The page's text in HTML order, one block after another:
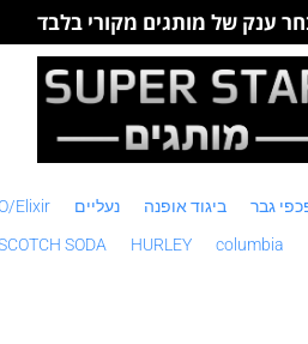
ענק של מותגים מקורי בלבד
גבר ביגוד אופנה נעליים Elixir
columbia
HURLEY
SODA